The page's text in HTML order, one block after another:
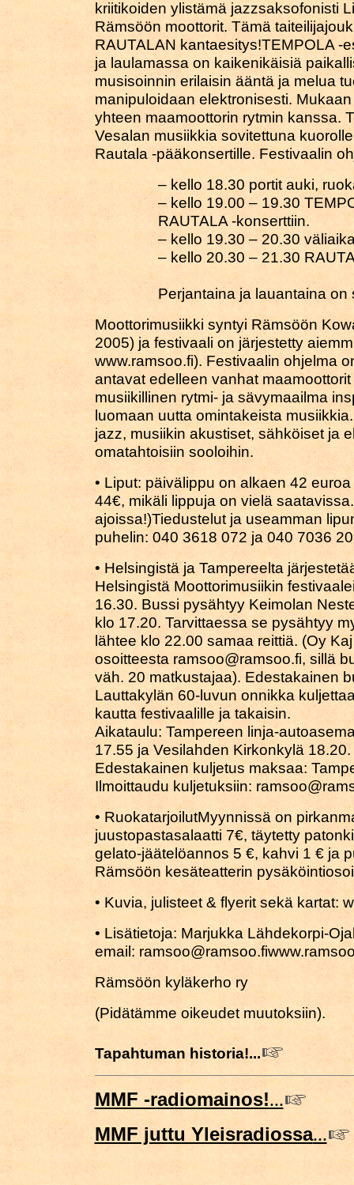
kriitikoiden ylistämä jazzsaksofonisti
Rämsöön moottorit. Tämä
RAUTALAN kantaesitys!TEMPOLA -
ja laulamassa on kaikenikäisiä
musisoinnin erilaisin ääntä ja melua
manipuloidaan elektronisesti.
yhteen maamoottorin rytmin kanssa.
Vesalan musiikkia sovitettuna
Rautala -pääkonsertille. Festivaalin
– kello 18.30 portit auki,
– kello 19.00 – 19.30
RAUTALA -konserttiin.
– kello 19.30 – 20.30
– kello 20.30 – 21.30
Perjantaina ja lauantaina
Moottorimusiikki syntyi Rämsöön
2005) ja festivaali on järjestetty
www.ramsoo.fi). Festivaalin ohjelma
antavat edelleen vanhat
musiikillinen rytmi- ja sävymaailma
luomaan uutta omintakeista
jazz, musiikin akustiset, sähköiset ja
omatahtoisiin sooloihin.
• Liput: päivälippu on alkaen 42
44€, mikäli lippuja on vielä
ajoissa!)Tiedustelut ja useamman
puhelin: 040 3618 072 ja 040 7036
• Helsingistä ja Tampereelta
Helsingistä Moottorimusiikin
16.30. Bussi pysähtyy Keimolan
klo 17.20. Tarvittaessa se pysähtyy
lähtee klo 22.00 samaa reittiä. (Oy
osoitteesta ramsoo@ramsoo.fi, sillä
väh. 20 matkustajaa). Edestakainen
Lauttakylän 60-luvun onnikka
kautta festivaalille ja takaisin.
Aikataulu: Tampereen linja-
17.55 ja Vesilahden Kirkonkylä
Edestakainen kuljetus maksaa:
Ilmoittaudu kuljetuksiin:
• RuokatarjoilutMyynnissä on
juustopastasalaatti 7€, täytetty
gelato-jäätelöannos 5 €, kahvi 1 € ja
Rämsöön kesäteatterin
• Kuvia, julisteet & flyerit sekä kartat:
• Lisätietoja: Marjukka Lähdekorpi-
email:
Rämsöön kyläkerho ry
(Pidätämme oikeudet muutoksiin).
Tapahtuman historia!...
MMF -radiomainos!...
MMF juttu Yleisradiossa...